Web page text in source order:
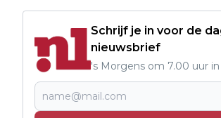
Schrijf je in voor de
nieuwsbrief
's Morgens om 7.00 uur in